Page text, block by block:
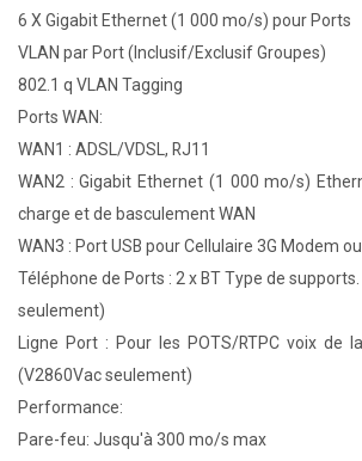
6 X Gigabit Ethernet (1 000 mo/s) pour Ports
VLAN par Port (Inclusif/Exclusif Groupes)
802.1 q VLAN Tagging
Ports WAN:
WAN1 : ADSL/VDSL, RJ11
WAN2 : Gigabit Ethernet (1 000 mo/s)
charge et de basculement WAN
WAN3 : Port USB pour Cellulaire 3G Modem
Téléphone de Ports : 2 x BT Type de
seulement)
Ligne Port : Pour les POTS/RTPC voix de
(V2860Vac seulement)
Performance:
Pare-feu: Jusqu'à 300 mo/s max